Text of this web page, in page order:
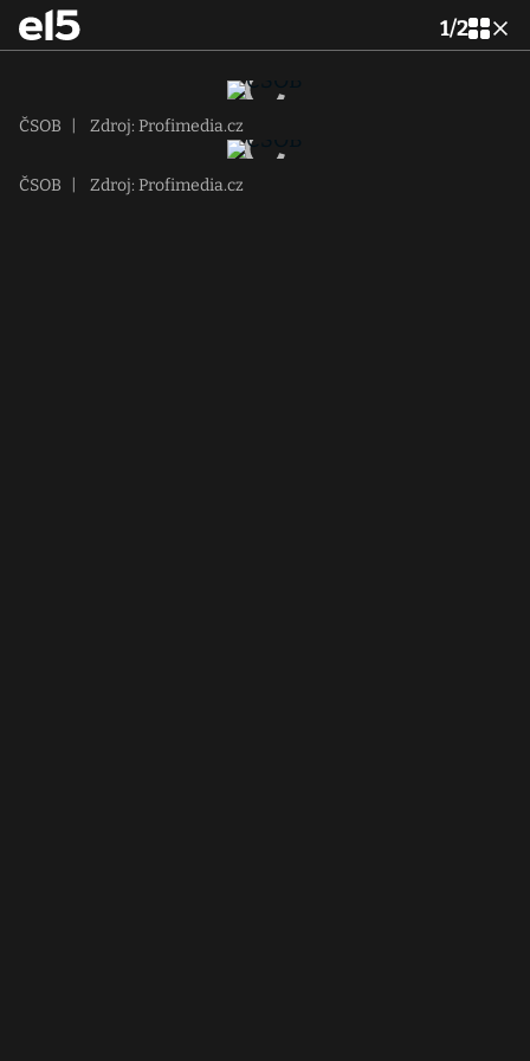
1/2
ČSOB Zdroj: Profimedia.cz
ČSOB Zdroj: Profimedia.cz